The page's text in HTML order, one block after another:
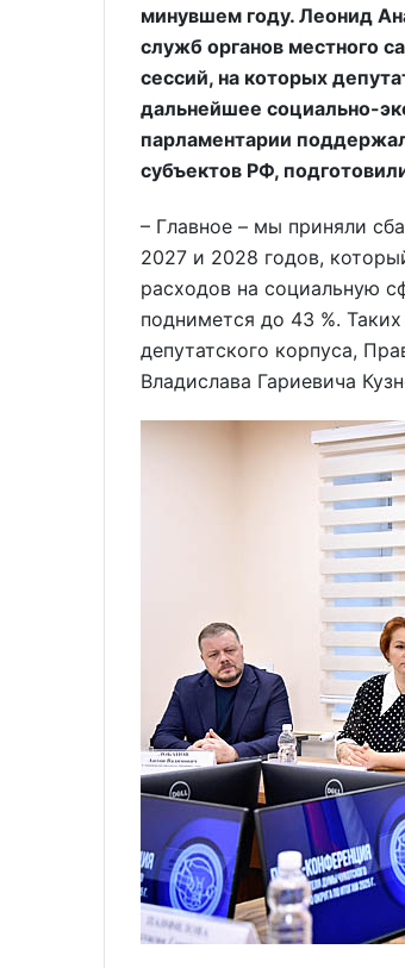
минувшем году. Леонид
служб органов местного
сессий, на которых
дальнейшее социально-
парламентарии
субъектов РФ,
– Главное – мы приняли
2027 и 2028 годов,
расходов на социальную
поднимется до 43 %.
депутатского корпуса,
Владислава Гариевича